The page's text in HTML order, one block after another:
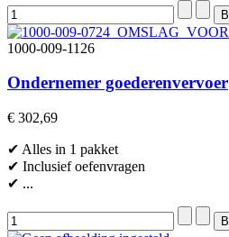
1000-009-1126
Ondernemer goederenvervoer
€ 302,69
✔ Alles in 1 pakket
✔ Inclusief oefenvragen
✔ ...